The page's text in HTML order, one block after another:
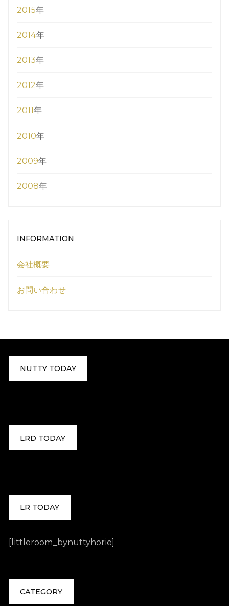
2015年
2014年
2013年
2012年
2011年
2010年
2009年
2008年
INFORMATION
会社概要
お問い合わせ
NUTTY TODAY
LRD TODAY
LR TODAY
[littleroom_bynuttyhorie]
CATEGORY